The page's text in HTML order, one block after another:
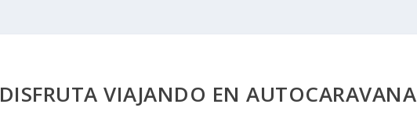
DISFRUTA VIAJANDO EN AUTOCARAVANA